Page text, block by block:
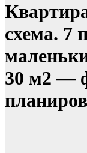
схема. 7
30 м2 —